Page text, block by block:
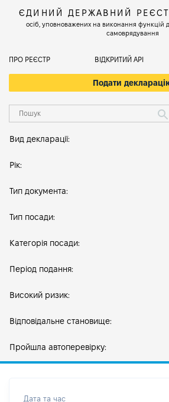
ЄДИНИЙ ДЕРЖАВНИЙ
осіб, уповноважених на виконання функцій
самоврядування
ПРО РЕЄСТР ВІДКРИТИЙ АРІ
Подати
Вид декларації:
Рік:
Тип документа:
Тип посади:
Категорія посади:
Період подання:
Високий ризик:
Відповідальне становище:
Пройшла автоперевірку:
Дата та час